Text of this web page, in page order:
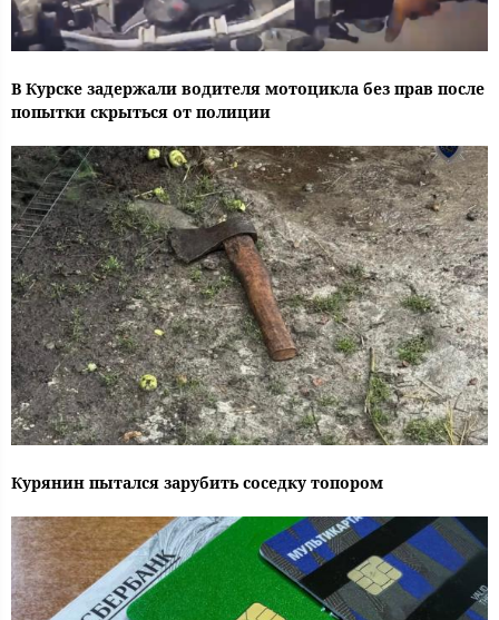
В Курске задержали водителя мотоцикла без прав после
попытки скрыться от полиции
Курянин пытался зарубить соседку топором